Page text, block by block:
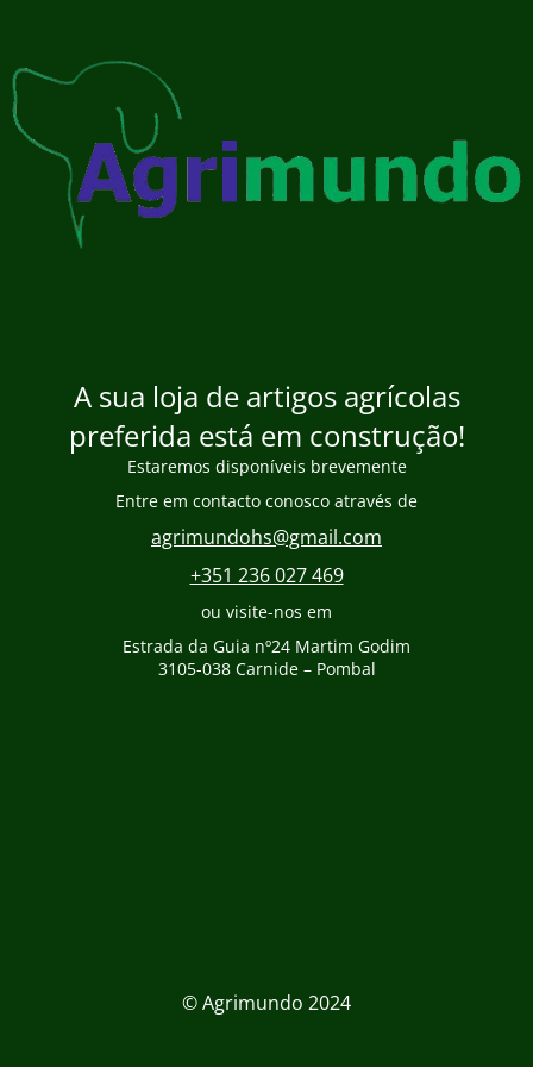
A sua loja de artigos agrícolas
preferida está em construção!
Estaremos disponíveis brevemente
Entre em contacto conosco através de
agrimundohs@gmail.com
+351 236 027 469
ou visite-nos em
Estrada da Guia nº24 Martim Godim
3105-038 Carnide – Pombal
© Agrimundo 2024